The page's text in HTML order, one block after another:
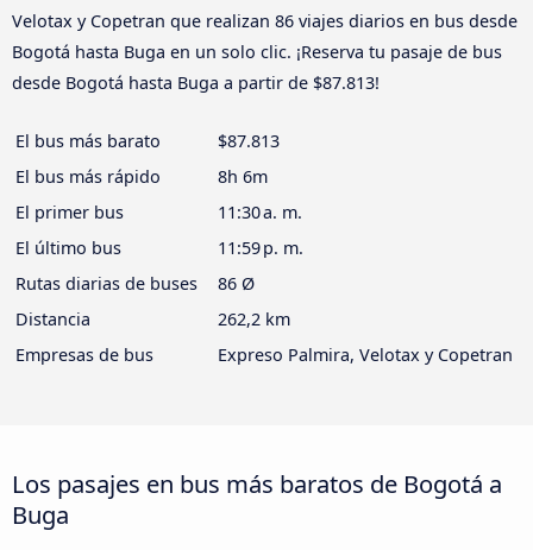
Velotax y Copetran que realizan 86 viajes diarios en bus desde
Bogotá hasta Buga en un solo clic. ¡Reserva tu pasaje de bus
desde Bogotá hasta Buga a partir de $87.813!
El bus más barato
$87.813
El bus más rápido
8h 6m
El primer bus
11:30 a. m.
El último bus
11:59 p. m.
Rutas diarias de buses
86 Ø
Distancia
262,2 km
Empresas de bus
Expreso Palmira, Velotax y Copetran
Los pasajes en bus más baratos de Bogotá a
Buga